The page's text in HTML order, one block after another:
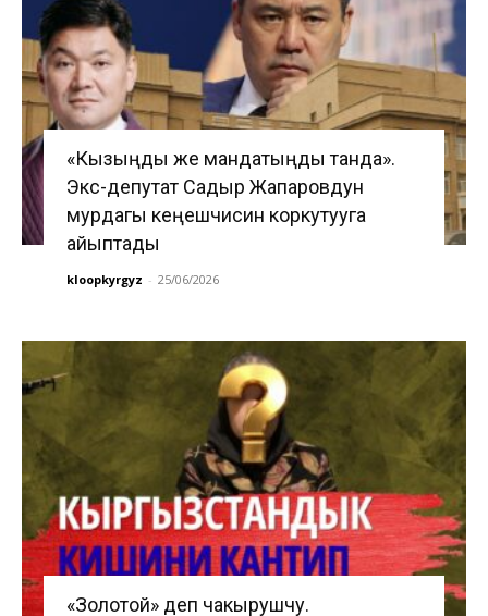
«Кызыңды же мандатыңды танда».
Экс-депутат Садыр Жапаровдун
мурдагы кеңешчисин коркутууга
айыптады
kloopkyrgyz - 25/06/2026
«Золотой» деп чакырушчу.